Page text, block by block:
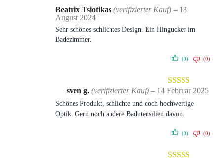
Bewertet mit
Beatrix Tsiotikas(verifizierter Kauf) – 18
August 2024
Sehr schönes schlichtes Design. Ein Hingucker im
Badezimmer.
(0) (0)
Bewertet mit
5von 5
sven g.(verifizierter Kauf) – 14 Februar 2025
Schönes Produkt, schlichte und doch hochwertige
Optik. Gern noch andere Badutensilien davon.
(0) (0)